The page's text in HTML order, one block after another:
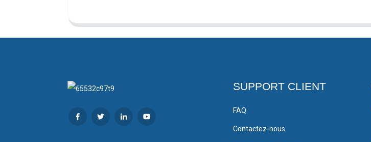
SUPPORT CLIENT
FAQ
Contactez-nous